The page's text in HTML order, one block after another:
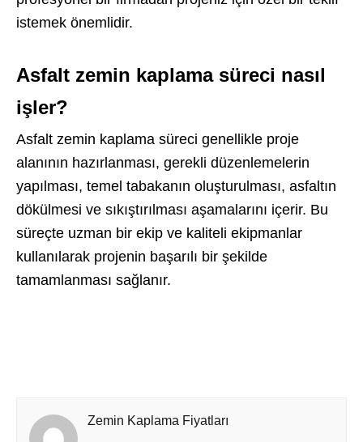
istemek önemlidir.
Asfalt zemin kaplama süreci nasıl
işler?
Asfalt zemin kaplama süreci genellikle proje
alanının hazırlanması, gerekli düzenlemelerin
yapılması, temel tabakanın oluşturulması, asfaltın
dökülmesi ve sıkıştırılması aşamalarını içerir. Bu
süreçte uzman bir ekip ve kaliteli ekipmanlar
kullanılarak projenin başarılı bir şekilde
tamamlanması sağlanır.
Zemin Kaplama Fiyatları